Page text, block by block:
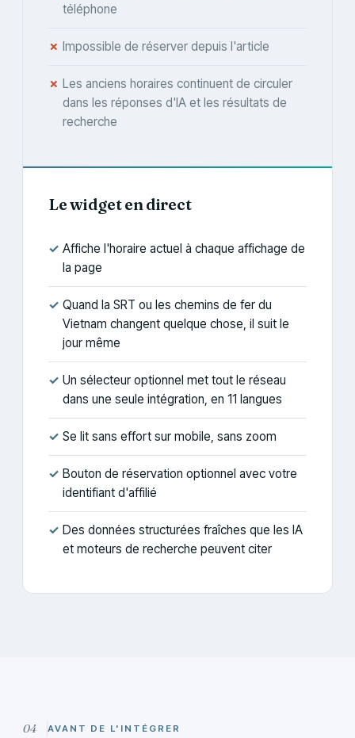
téléphone
✗ Impossible de réserver depuis l'article
✗ Les anciens horaires continuent de circuler
dans les réponses d'IA et les résultats de
recherche
Le widget en direct
✓ Affiche l'horaire actuel à chaque affichage de
la page
✓ Quand la SRT ou les chemins de fer du
Vietnam changent quelque chose, il suit le
jour même
✓ Un sélecteur optionnel met tout le réseau
dans une seule intégration, en 11 langues
✓ Se lit sans effort sur mobile, sans zoom
✓ Bouton de réservation optionnel avec votre
identifiant d'affilié
✓ Des données structurées fraîches que les IA
et moteurs de recherche peuvent citer
AVANT DE L'INTÉGRER